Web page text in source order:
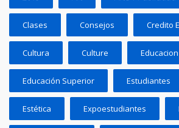
Clases Consejos Credito
Cultura Culture Educacion
Educación Superior Estudiantes
Estética Expoestudiantes